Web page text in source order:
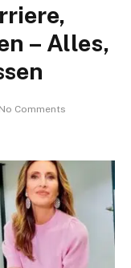
– Alles,
No Comments